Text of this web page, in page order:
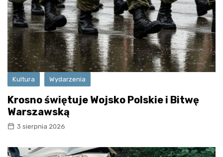
Kultura Wydarzenia
Krosno świętuje Wojsko Polskie i Bitwę
Warszawską
3 sierpnia 2026